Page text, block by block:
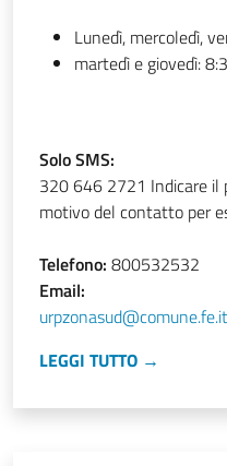
Lunedì, mercoledì,
martedì e giovedì:
Solo SMS:
320 646 2721 Indicare il
motivo del contatto per
Telefono: 800532532
Email:
urpzonasud@comune.fe.it
LEGGI TUTTO →